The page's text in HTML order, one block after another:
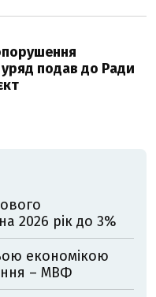
подав до Ради
2026 рік до 3%
економікою
– МВФ